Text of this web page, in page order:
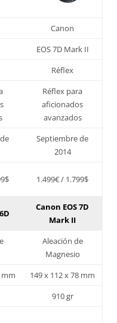
Canon
EOS 7D Mark II
Réflex
Réflex para
aficionados
avanzados
Septiembre de
2014
1.499€ / 1.799$
Canon EOS 7D
Mark II
Aleación de
Magnesio
mm
149 x 112 x 78 mm
910 gr